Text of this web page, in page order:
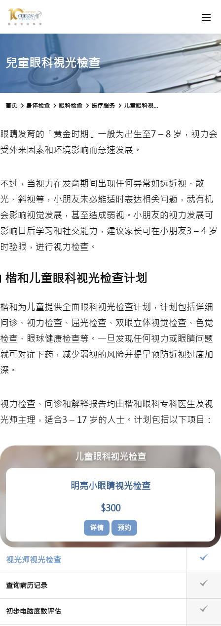
兒童眼科視光檢查
首页 身体检查 眼科检查 医疗服务 儿童眼科視光检查
眼睛发育的「黄金时期」一般为出生至7 – 8 岁，视力会
受外来因素和环境影响而急速发展。
不过，当视力在发育期间出现任何异常如远近视、散
光、斜视等，小朋友未必能适时表达相关问题，就有机
会影响视觉发展，甚至造成弱视。小朋友的视力发展可
影响日后学习和社交能力，建议家长可在小朋友3 – 4 岁
时验眼，进行视力检查。
楷和儿童眼科视光检查计划
楷和为儿童提供全面眼科视光检查计划，计划包括详细
问诊、视力检查、屈光检查、双眼立体视觉检查、色觉
检查、眼球健康检查等。一旦发现任何视力或眼睛问题
就可对症下药，减少弱视的风险并提早预防近视过度加
深。
视力检查、问诊和解释报告均由楷和眼科专科医生及视
光师主理，适合3 – 17 岁的人士。计划包括以下项目：
儿童眼科视光检查
明亮小眼睛视光检查
$300
详情 预约
视光师视光检查
查询病历记录
初步电脑度数评估